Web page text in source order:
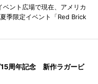
ント広場で現在、アメリカ
季限定イベント「Red Brick
周年記念 新作ラガービ